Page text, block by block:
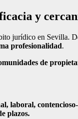
y
jurídico en Sevilla.
profesionalidad.
de
laboral,
plazos.